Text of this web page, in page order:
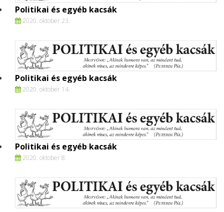
Politikai és egyéb kacsák
2020. oktober 23.
Politikai és egyéb kacsák
2020. oktober 14.
Politikai és egyéb kacsák
2020. oktober 8.